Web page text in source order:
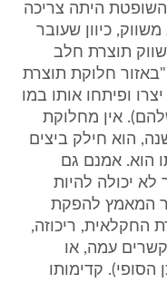
היתה צריכה
כיוון שעובר
תוצרת חלב
חלוקת תוצרת
ופיתחו אותו במו
שלהם). אין מחלוקת
1946 ובמשך כ36- שנה, הוא חילק ביצים
הוא. אמנם גם
לא יכולה להיות
המאמץ להפקת
החקלאית, ריכוזה,
עמה, או
קדימותו